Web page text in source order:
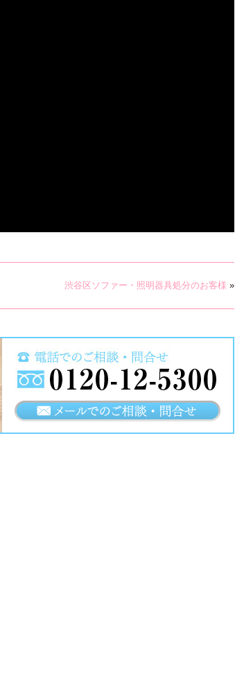
渋谷区ソファー・照明器具処分のお客様 »